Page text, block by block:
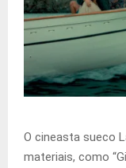
O cineasta sueco
materiais, como